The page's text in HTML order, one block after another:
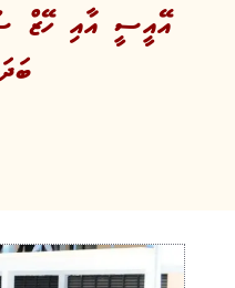
އޭއީސީ އާއި ހޭޒް